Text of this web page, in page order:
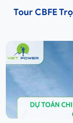
Tour CBFE